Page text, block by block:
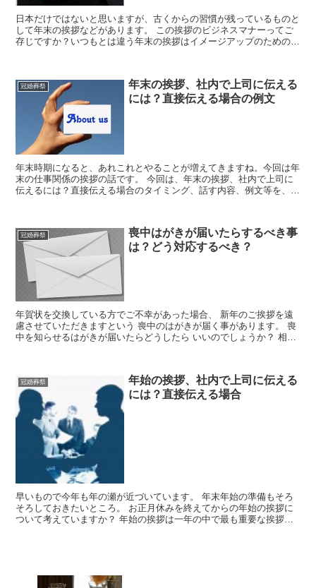
日本だけではないと思いますが、古くからの習慣が残っているものと
して年末の挨拶などがあります。 この挨拶のビジネスマナーってご
存じですか？いつもとは違う年末の挨拶はイメージアップのためのチ
冠婚葬祭
年末の挨拶、社内で上司に伝える
には？直接伝える場合の例文
年末時期になると、あれこれとやることが増えてきますね。今回は年
末の仕事関係の挨拶の話です。 今回は、年末の挨拶、社内で上司に
伝えるには？直接伝える場合のタイミング、話す内容、例文等を、紹
冠婚葬祭
喪中はがきが届いたらするべき事
は？どう対応するべき？
年賀状を交換している方でご不幸があった場合、 新年のご挨拶を遠
慮させていただきますという 喪中のはがきが届く事があります。 喪
中を知らせるはがきが届いたらどうしたら いいのでしょうか？ 相手
冠婚葬祭
年始の挨拶、社内で上司に伝える
には？直接伝える場合
早いもので今年も年の瀬が近づいています。 年末年始の準備もそろ
そろしておきたいところ。 お正月休みを終えてからの年始の挨拶に
ついて考えていますか？ 年始の挨拶は一年の中で最も重要な挨拶。